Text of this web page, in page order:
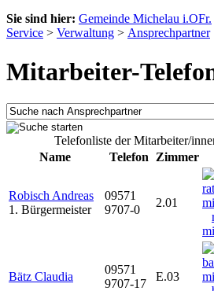
Sie sind hier: Gemeinde Michelau i.OFr.
Service > Verwaltung > Ansprechpartner
Mitarbeiter-
Telefonliste der Mitarbeiter/
Name
Telefon Zimmer
Robisch Andreas
1. Bürgermeister
09571
9707-0
2.01
Bätz Claudia
09571
9707-17
E.03